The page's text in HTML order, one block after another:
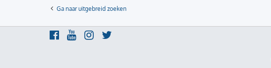
Ga naar uitgebreid zoeken